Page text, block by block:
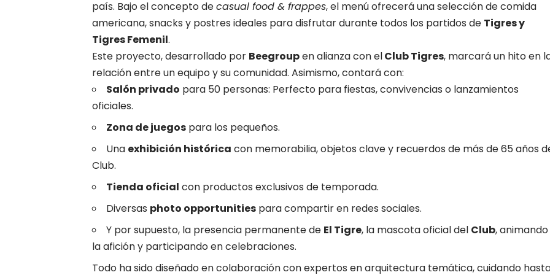
país. Bajo el concepto decasual food & frappes, el menú ofrecerá una selección de comida
americana, snacks y postres ideales para disfrutar durante todos los partidos de Tigres y
Tigres Femenil.
Este proyecto, desarrollado por Beegroupen alianza con elClub Tigres, marcará un hito en
relación entre un equipo y su comunidad. Asimismo, contará con:
Salón privado para 50 personas: Perfecto para fiestas, convivencias o lanzamientos
oficiales.
Zona de juegos para los pequeños.
Una exhibición histórica con memorabilia, objetos clave y recuerdos de más de 65 años
Club.
Tienda oficial con productos exclusivos de temporada.
Diversas photo opportunities para compartir en redes sociales.
Y por supuesto, la presencia permanente de El Tigre, la mascota oficial del Club,
la afición y participando en celebraciones.
Todo ha sido diseñado en colaboración con expertos en arquitectura temática, cuidando